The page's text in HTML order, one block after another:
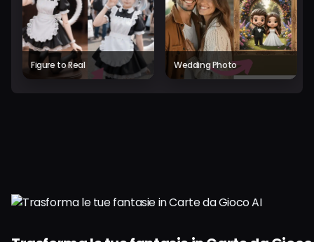
Figure to Real Wedding Photo